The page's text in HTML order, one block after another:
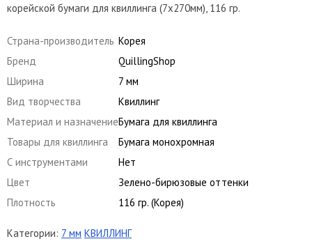
корейской бумаги для квиллинга (7х270мм), 116 гр.
Страна-производитель Корея
Бренд
QuillingShop
Ширина
7 мм
Вид творчества
Квиллинг
Материал и назначениеБумага для квиллинга
Товары для квиллинга
Бумага монохромная
С инструментами
Нет
Цвет
Зелено-бирюзовые оттенки
Плотность
116 гр. (Корея)
Категории: 7 мм КВИЛЛИНГ